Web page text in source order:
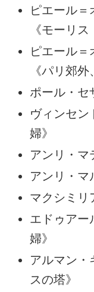
ピエール＝
《モーリス
ピエール＝
《パリ郊
ポール・セ
ヴィンセン
婦》
アンリ・マ
アンリ・マ
マクシミリ
エドゥアー
婦》
アルマン・
スの塔》